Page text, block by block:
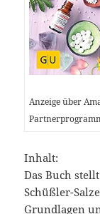
Anzeige über
Inhalt:
Das Buch
Schüßler-
Grundlagen